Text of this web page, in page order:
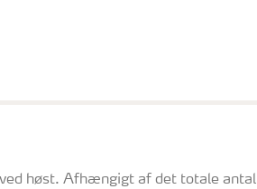
høst. Afhængigt af det totale antal